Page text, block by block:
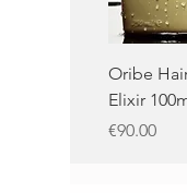
Oribe
Elixir
Price
€90.00